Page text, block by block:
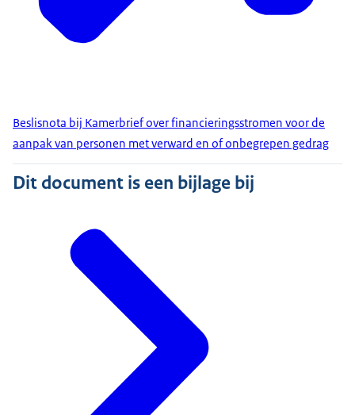
Beslisnota bij Kamerbrief over financieringsstromen voor de
aanpak van personen met verward en of onbegrepen gedrag
Dit document is een bijlage bij